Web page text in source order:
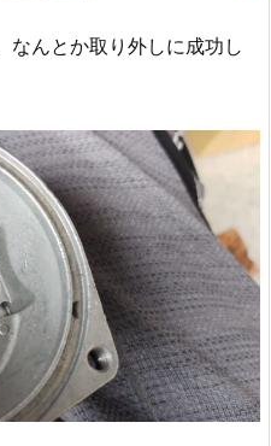
なんとか取り外しに成功し